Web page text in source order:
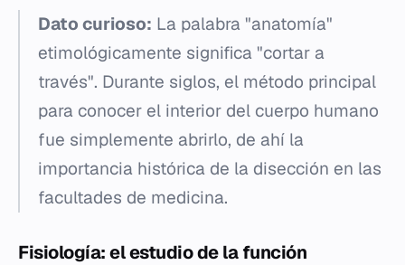
Dato curioso: La palabra "anatomía"
etimológicamente significa "cortar a
través". Durante siglos, el método principal
para conocer el interior del cuerpo humano
fue simplemente abrirlo, de ahí la
importancia histórica de la disección en las
facultades de medicina.
Fisiología: el estudio de la función